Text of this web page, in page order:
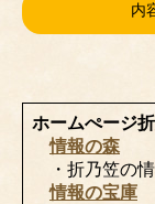
内
ホームぺージ
情報の森
・折乃笠の
情報の宝庫